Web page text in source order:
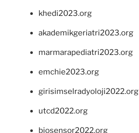
khedi2023.org
akademikgeriatri2023.org
marmarapediatri2023.org
emchie2023.org
girisimselradyoloji2022.org
utcd2022.org
biosensor2022.org